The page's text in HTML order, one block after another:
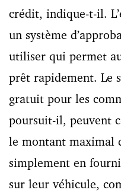
crédit, indique-t-il.
un système
utiliser qui permet
prêt rapidement. Le
gratuit pour les
poursuit-il, peuvent
le montant maximal
simplement en
sur leur véhicule,